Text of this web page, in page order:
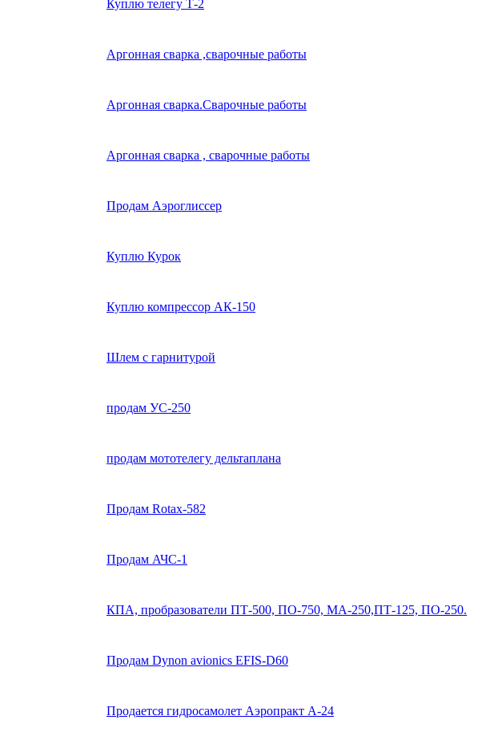
Куплю телегу Т-2
Аргонная сварка ,сварочные работы
Аргонная сварка.Сварочные работы
Аргонная сварка , сварочные работы
Продам Аэроглиссер
Куплю Курок
Куплю компрессор АК-150
Шлем с гарнитурой
продам УС-250
продам мототелегу дельтаплана
Продам Rotax-582
Продам АЧС-1
КПА, пробразователи ПТ-500, ПО-750, МА-250,ПТ-125, ПО-250.
Продам Dynon avionics EFIS-D60
Продается гидросамолет Аэропракт А-24